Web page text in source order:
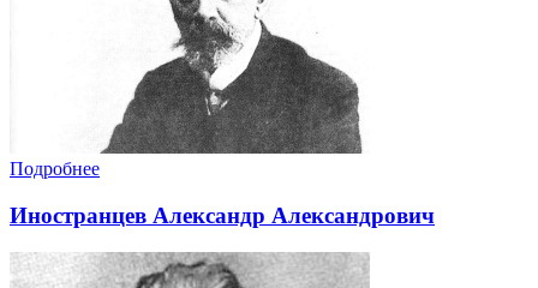
Подробнее
Иностранцев Александр Александрович